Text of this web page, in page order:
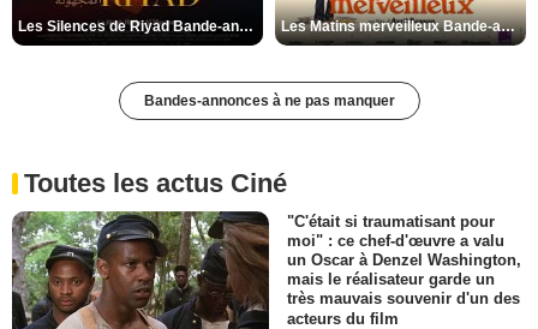
Les Silences de Riyad Bande-annonce VO STFR Les Matins merveilleux Bande-annonce VF
Bandes-annonces à ne pas manquer
Toutes les actus Ciné
"C'était si traumatisant pour
moi" : ce chef-d'œuvre a valu
un Oscar à Denzel Washington,
mais le réalisateur garde un
très mauvais souvenir d'un des
acteurs du film